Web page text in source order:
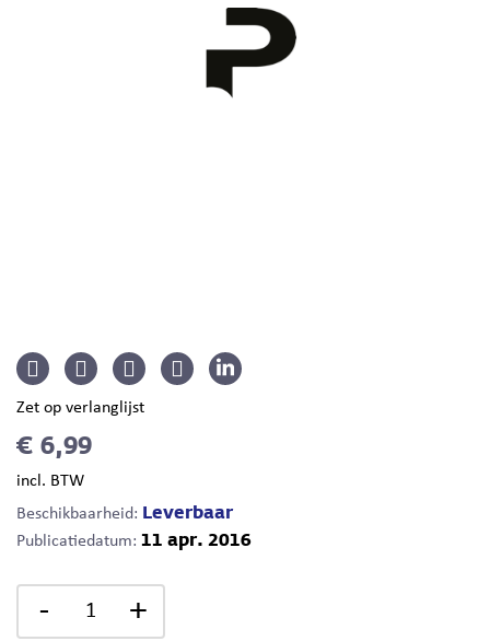
Zet op verlanglijst
€ 6,99
incl. BTW
Beschikbaarheid: Leverbaar
Publicatiedatum: 11 apr. 2016
- +